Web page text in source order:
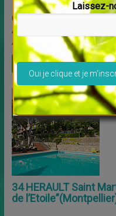
CENTRE Espace
Adresse : Impasse
A – 2ème étage – 13510
Lire La Suite…
34 HERAULT Saint
de
Laissez-
Veuillez laisser ce